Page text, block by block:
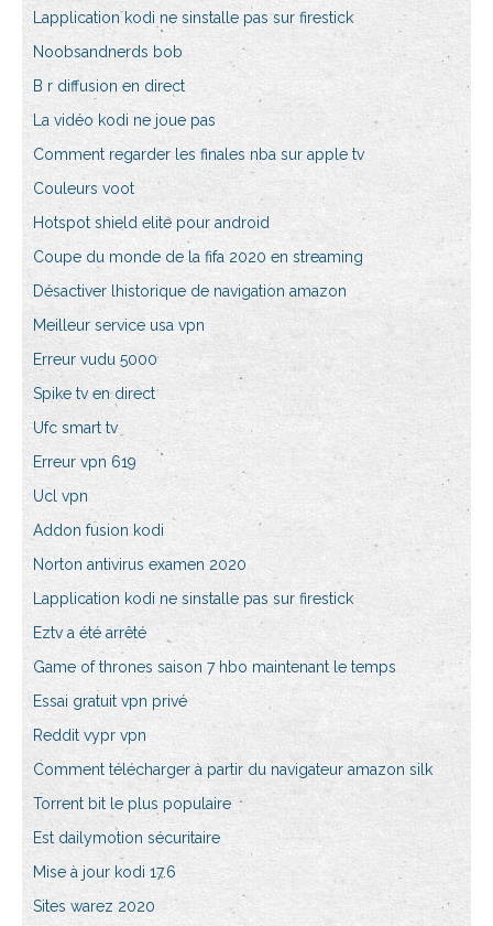
Lapplication kodi ne sinstalle pas sur firestick
Noobsandnerds bob
B r diffusion en direct
La vidéo kodi ne joue pas
Comment regarder les finales nba sur apple tv
Couleurs voot
Hotspot shield elite pour android
Coupe du monde de la fifa 2020 en streaming
Désactiver lhistorique de navigation amazon
Meilleur service usa vpn
Erreur vudu 5000
Spike tv en direct
Ufc smart tv
Erreur vpn 619
Ucl vpn
Addon fusion kodi
Norton antivirus examen 2020
Lapplication kodi ne sinstalle pas sur firestick
Eztv a été arrêté
Game of thrones saison 7 hbo maintenant le temps
Essai gratuit vpn privé
Reddit vypr vpn
Comment télécharger à partir du navigateur amazon silk
Torrent bit le plus populaire
Est dailymotion sécuritaire
Mise à jour kodi 17.6
Sites warez 2020